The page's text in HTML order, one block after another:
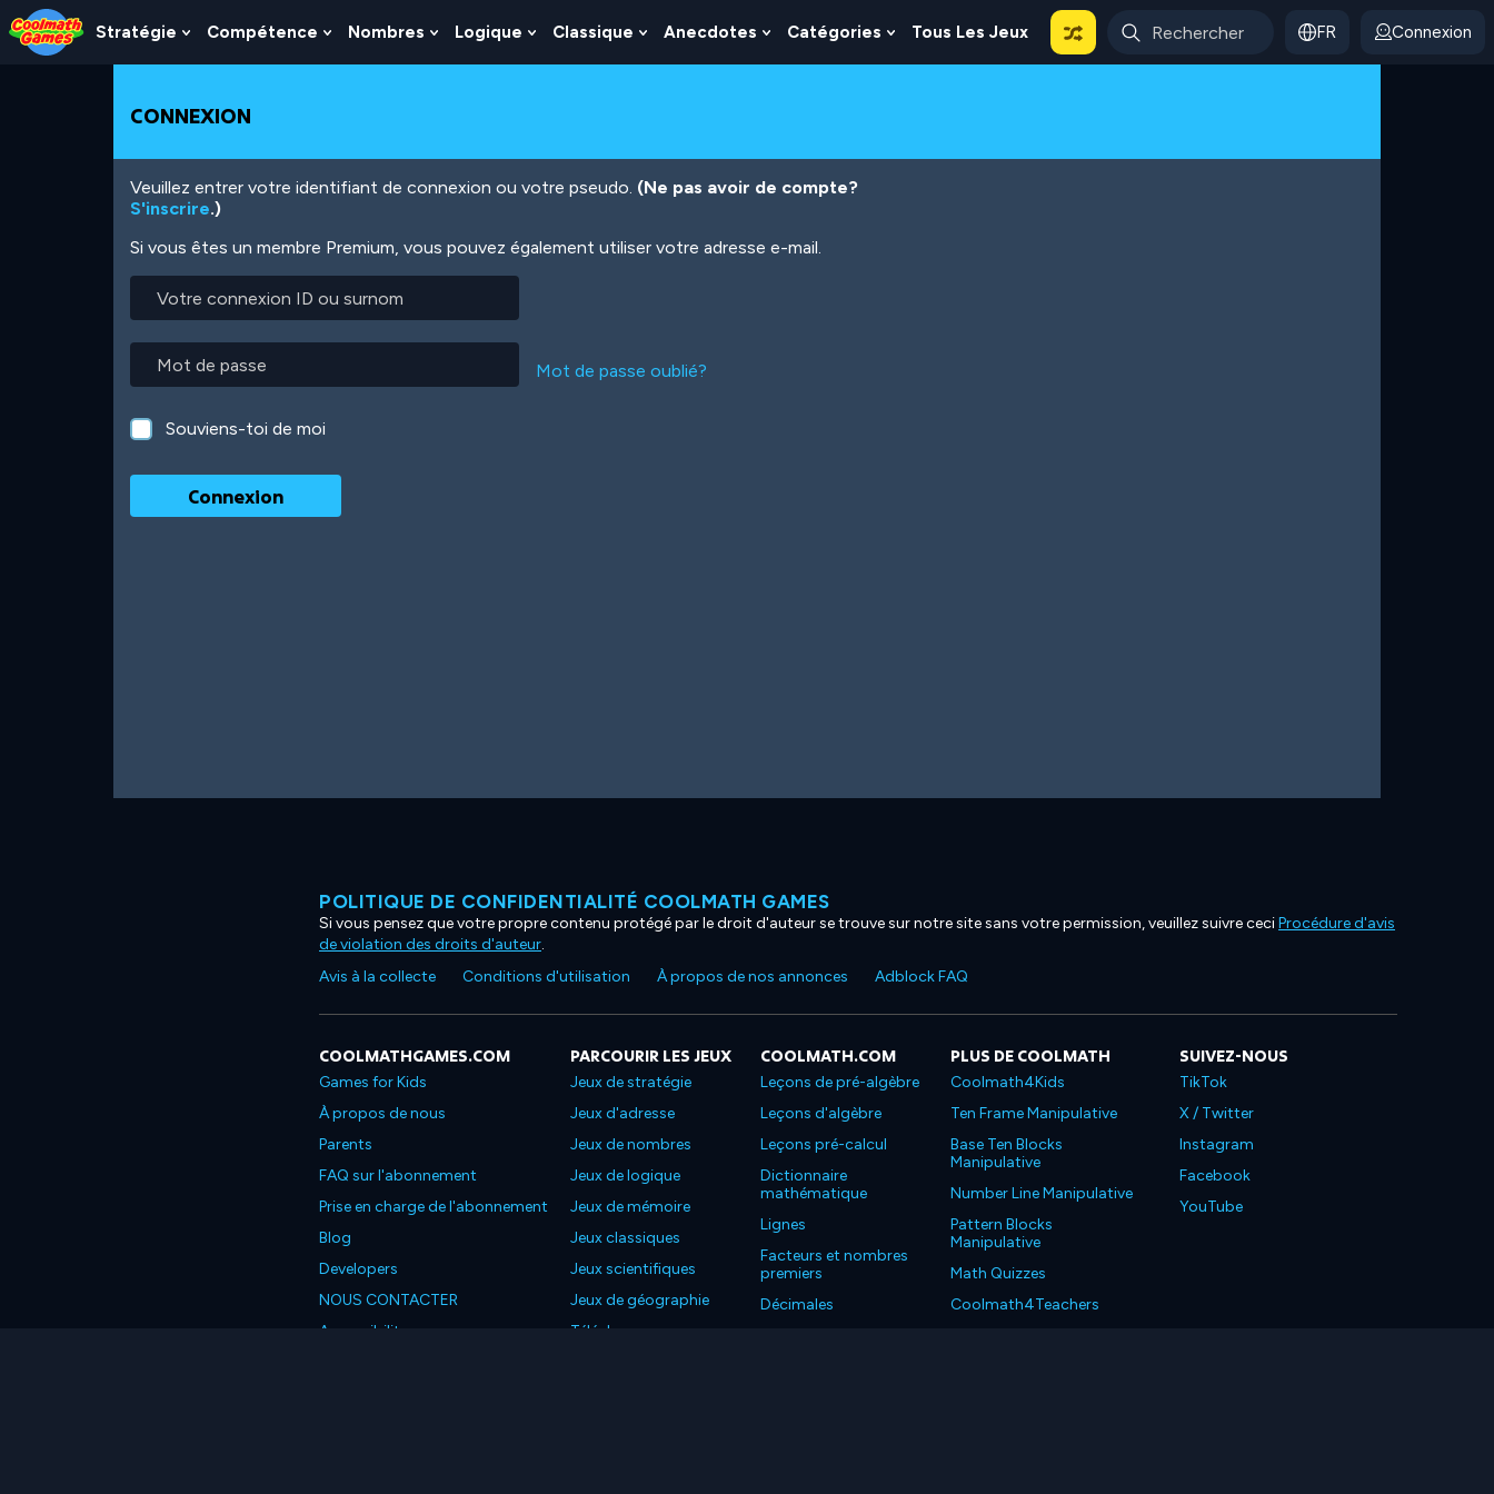
Skip
to
Top
Skip
to
Navigation
Skip
to
Main
Skip
to
Footer
Aller
au
contenu
Stratégie
Show
Submenu
Stratégie
Compétence
Show
Submenu
Nombres
Show
Submenu
Logique
Show
Submenu
Classique
Show
Submenu
Anecdotes
Show
Submenu
Catégories
Show
Submenu
Tous Les Jeux FR Connexion
CONNEXION
Veuillez entrer votre identifiant de connexion ou votre pseudo. (Ne pas avoir de compte?
S'inscrire.)
Si vous êtes un membre Premium, vous pouvez également utiliser votre adresse e-mail.
connexion
ou
surnom
Mot de passe oublié?
Souviens-toi de moi
POLITIQUE DE CONFIDENTIALITÉ COOLMATH GAMES
Si vous pensez que votre propre contenu protégé par le droit d'auteur se trouve sur notre site sans votre permission, veuillez suivre ceciProcédure d'avis
de violation des droits d'auteur.
Avis à la collecte
Conditions d'utilisation À propos de nos annonces Adblock FAQ
COOLMATHGAMES.COM
Games for Kids
À propos de nous
Parents
FAQ sur l'abonnement
Prise en charge de l'abonnement
Blog
Developers
NOUS CONTACTER
Accessibility
PARCOURIR LES JEUX
Jeux de stratégie
Jeux d'adresse
Jeux de nombres
Jeux de logique
Jeux de mémoire
Jeux classiques
Jeux scientifiques
Jeux de géographie
Téléchargez nos
COOLMATH.COM
Leçons de pré-algèbre
Leçons d'algèbre
Leçons pré-calcul
Dictionnaire
mathématique
Lignes
Facteurs et nombres
premiers
Décimales
PLUS DE COOLMATH
Coolmath4Kids
Ten Frame Manipulative
Base Ten Blocks
Manipulative
Number Line Manipulative
Pattern Blocks
Manipulative
Math Quizzes
Coolmath4Teachers
SUIVEZ-NOUS
TikTok
X / Twitter
Instagram
Facebook
YouTube